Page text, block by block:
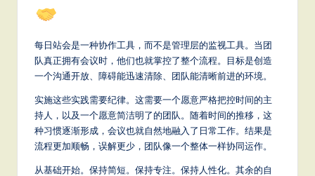
每日站会是一种协作工具，而不是管理层的监视工具。当团
队真正拥有会议时，他们也就掌控了整个流程。目标是创造
一个沟通开放、障碍能迅速清除、团队能清晰前进的环境。
实施这些实践需要纪律。这需要一个愿意严格把控时间的主
持人，以及一个愿意简洁明了的团队。随着时间的推移，这
种习惯逐渐形成，会议也就自然地融入了日常工作。结果是
流程更加顺畅，误解更少，团队像一个整体一样协同运作。
从基础开始。保持简短。保持专注。保持人性化。其余的自